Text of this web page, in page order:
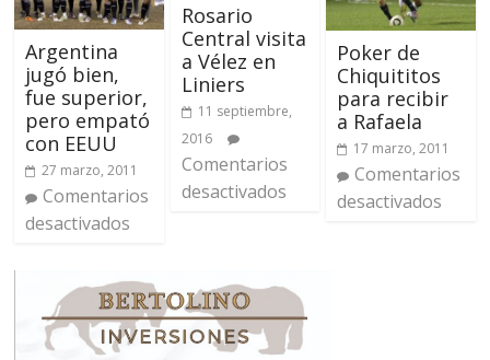
Argentina
jugó bien,
fue superior,
pero empató
con EEUU
27 marzo, 2011
Comentarios
desactivados
Rosario
Central visita
a Vélez en
Liniers
11 septiembre,
2016
Comentarios
desactivados
Poker de
Chiquititos
para recibir
a Rafaela
17 marzo, 2011
Comentarios
desactivados